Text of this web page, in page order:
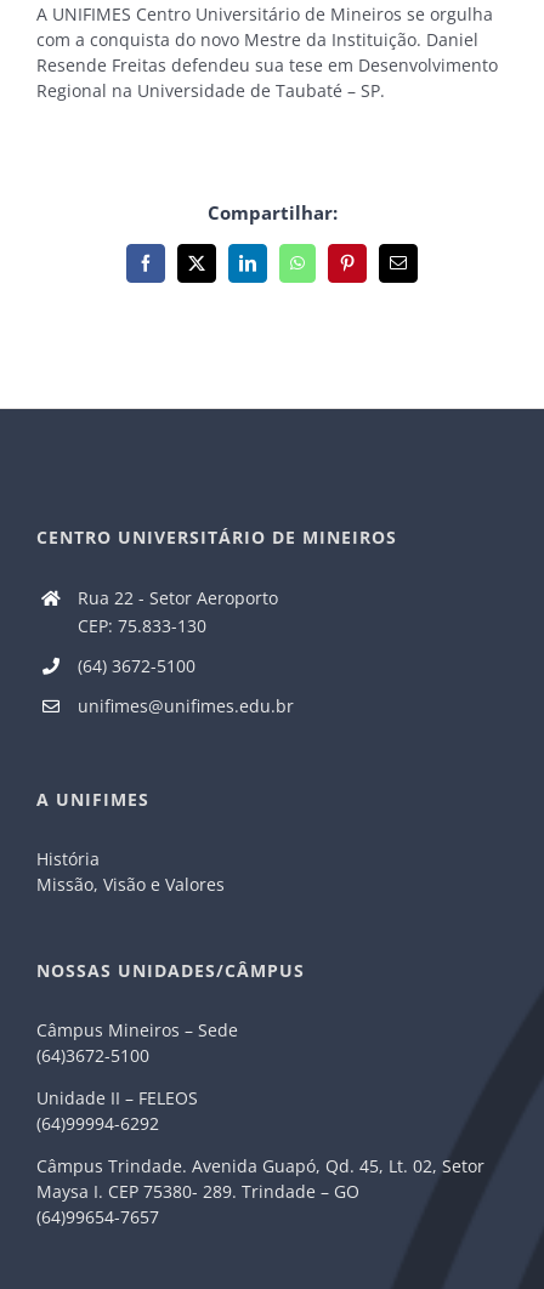
A UNIFIMES Centro Universitário de Mineiros se orgulha
com a conquista do novo Mestre da Instituição. Daniel
Resende Freitas defendeu sua tese em Desenvolvimento
Regional na Universidade de Taubaté – SP.
Compartilhar:
Facebook
X LinkedInWhatsAppPinterest
E-
mail
CENTRO UNIVERSITÁRIO DE MINEIROS
Rua 22 - Setor Aeroporto
CEP: 75.833-130
(64) 3672-5100
unifimes@unifimes.edu.br
A UNIFIMES
História
Missão, Visão e Valores
NOSSAS UNIDADES/CÂMPUS
Câmpus Mineiros – Sede
(64)3672-5100
Unidade II – FELEOS
(64)99994-6292
Câmpus Trindade. Avenida Guapó, Qd. 45, Lt. 02, Setor
Maysa I. CEP 75380- 289. Trindade – GO
(64)99654-7657